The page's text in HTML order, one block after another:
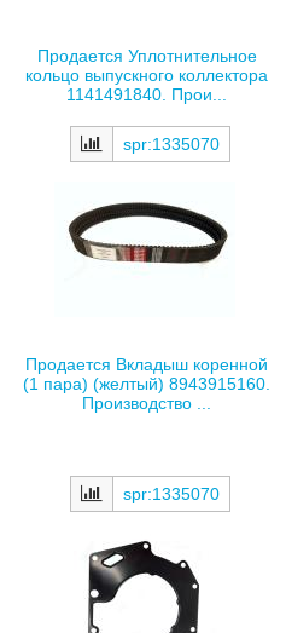
Продается Уплотнительное
кольцо выпускного коллектора
1141491840. Прои...
spr:1335070
Продается Вкладыш коренной
(1 пара) (желтый) 8943915160.
Производство ...
spr:1335070